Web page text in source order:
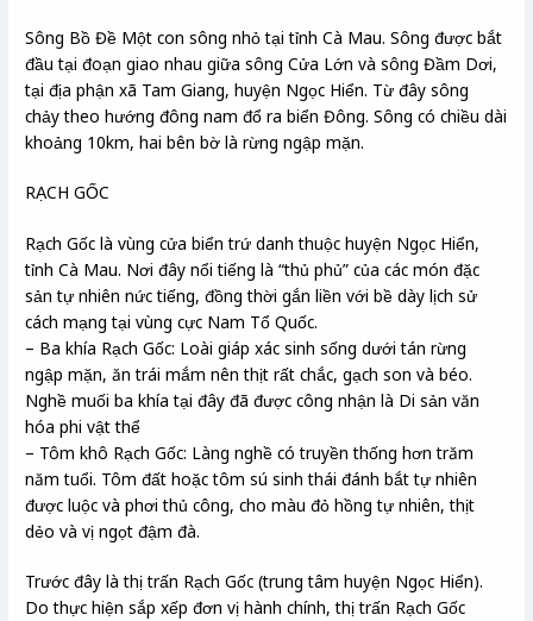
Sông Bồ Đề Một con sông nhỏ tại tỉnh Cà Mau. Sông được bắt
đầu tại đoạn giao nhau giữa sông Cửa Lớn và sông Đầm Dơi,
tại địa phận xã Tam Giang, huyện Ngọc Hiển. Từ đây sông
chảy theo hướng đông nam đổ ra biển Đông. Sông có chiều dài
khoảng 10km, hai bên bờ là rừng ngập mặn.
RẠCH GỐC
Rạch Gốc là vùng cửa biển trứ danh thuộc huyện Ngọc Hiển,
tỉnh Cà Mau. Nơi đây nổi tiếng là “thủ phủ” của các món đặc
sản tự nhiên nức tiếng, đồng thời gắn liền với bề dày lịch sử
cách mạng tại vùng cực Nam Tổ Quốc.
– Ba khía Rạch Gốc: Loài giáp xác sinh sống dưới tán rừng
ngập mặn, ăn trái mắm nên thịt rất chắc, gạch son và béo.
Nghề muối ba khía tại đây đã được công nhận là Di sản văn
hóa phi vật thể
– Tôm khô Rạch Gốc: Làng nghề có truyền thống hơn trăm
năm tuổi. Tôm đất hoặc tôm sú sinh thái đánh bắt tự nhiên
được luộc và phơi thủ công, cho màu đỏ hồng tự nhiên, thịt
dẻo và vị ngọt đậm đà.
Trước đây là thị trấn Rạch Gốc (trung tâm huyện Ngọc Hiển).
Do thực hiện sắp xếp đơn vị hành chính, thị trấn Rạch Gốc